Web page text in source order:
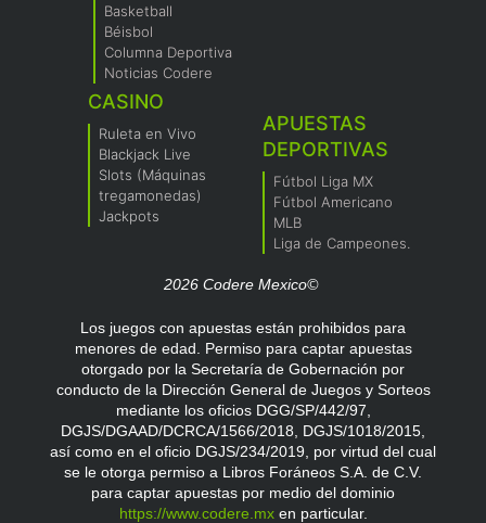
Basketball
Béisbol
Columna Deportiva
Noticias Codere
CASINO
Ruleta en Vivo
Blackjack Live
Slots (Máquinas
tregamonedas)
Jackpots
APUESTAS
DEPORTIVAS
Fútbol Liga MX
Fútbol Americano
MLB
Liga de Campeones.
2026 Codere Mexico©
Los juegos con apuestas están prohibidos para
menores de edad. Permiso para captar apuestas
otorgado por la Secretaría de Gobernación por
conducto de la Dirección General de Juegos y Sorteos
mediante los oficios DGG/SP/442/97,
DGJS/DGAAD/DCRCA/1566/2018, DGJS/1018/2015,
así como en el oficio DGJS/234/2019, por virtud del cual
se le otorga permiso a Libros Foráneos S.A. de C.V.
para captar apuestas por medio del dominio
https://www.codere.mxen particular.